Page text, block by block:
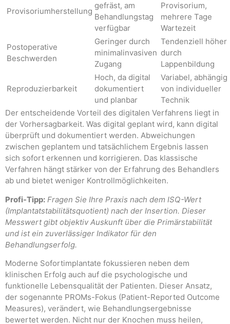
Provisoriumherstellung
gefräst, am
Behandlungstag
verfügbar
Provisorium,
mehrere Tage
Wartezeit
Postoperative
Beschwerden
Geringer durch
minimalinvasiven
Zugang
Tendenziell höher
durch
Lappenbildung
Reproduzierbarkeit
Hoch, da digital
dokumentiert
und planbar
Variabel, abhängig
von individueller
Technik
Der entscheidende Vorteil des digitalen Verfahrens liegt in
der Vorhersagbarkeit. Was digital geplant wird, kann digital
überprüft und dokumentiert werden. Abweichungen
zwischen geplantem und tatsächlichem Ergebnis lassen
sich sofort erkennen und korrigieren. Das klassische
Verfahren hängt stärker von der Erfahrung des Behandlers
ab und bietet weniger Kontrollmöglichkeiten.
Profi-Tipp: Fragen Sie Ihre Praxis nach dem ISQ-Wert
(Implantatstabilitätsquotient) nach der Insertion. Dieser
Messwert gibt objektiv Auskunft über die Primärstabilität
und ist ein zuverlässiger Indikator für den
Behandlungserfolg.
Moderne Sofortimplantate fokussieren neben dem
klinischen Erfolg auch auf die psychologische und
funktionelle Lebensqualität der Patienten. Dieser Ansatz,
der sogenannte PROMs-Fokus (Patient-Reported Outcome
Measures), verändert, wie Behandlungsergebnisse
bewertet werden. Nicht nur der Knochen muss heilen,